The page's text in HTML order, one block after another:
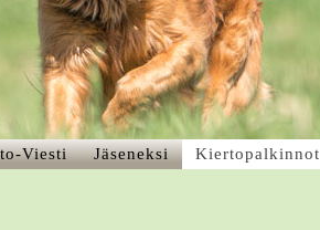
Viesti Jäseneksi Kiertopalkinnot